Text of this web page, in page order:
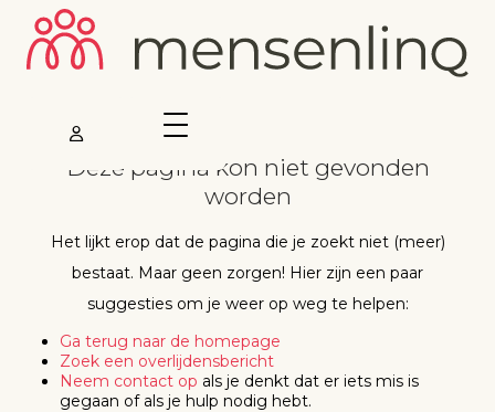
Deze pagina kon niet gevonden
worden
Het lijkt erop dat de pagina die je zoekt niet (meer)
bestaat. Maar geen zorgen! Hier zijn een paar
suggesties om je weer op weg te helpen:
Ga terug naar de homepage
Zoek een overlijdensbericht
Neem contact op als je denkt dat er iets mis is
gegaan of als je hulp nodig hebt.